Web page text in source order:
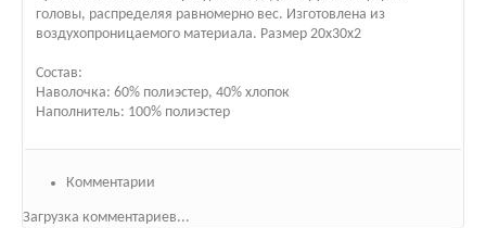
головы, распределяя равномерно вес. Изготовлена из
воздухопроницаемого материала. Размер 20х30х2
Состав:
Наволочка: 60% полиэстер, 40% хлопок
Наполнитель: 100% полиэстер
Комментарии
Загрузка комментариев...